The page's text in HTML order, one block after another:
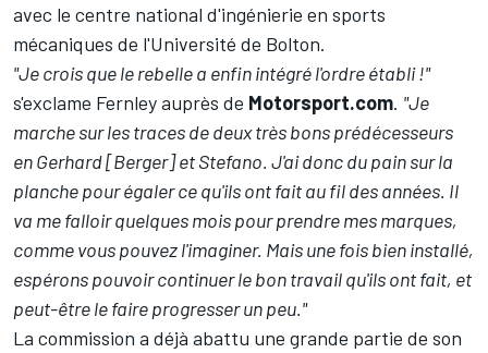
avec le centre national d'ingénierie en sports
mécaniques de l'Université de Bolton.
"Je crois que le rebelle a enfin intégré l'ordre établi !"
s'exclame Fernley auprès de Motorsport.com. "Je
marche sur les traces de deux très bons prédécesseurs
en Gerhard [Berger] et Stefano. J'ai donc du pain sur la
planche pour égaler ce qu'ils ont fait au fil des années. Il
va me falloir quelques mois pour prendre mes marques,
comme vous pouvez l'imaginer. Mais une fois bien installé,
espérons pouvoir continuer le bon travail qu'ils ont fait, et
peut-être le faire progresser un peu."
La commission a déjà abattu une grande partie de son